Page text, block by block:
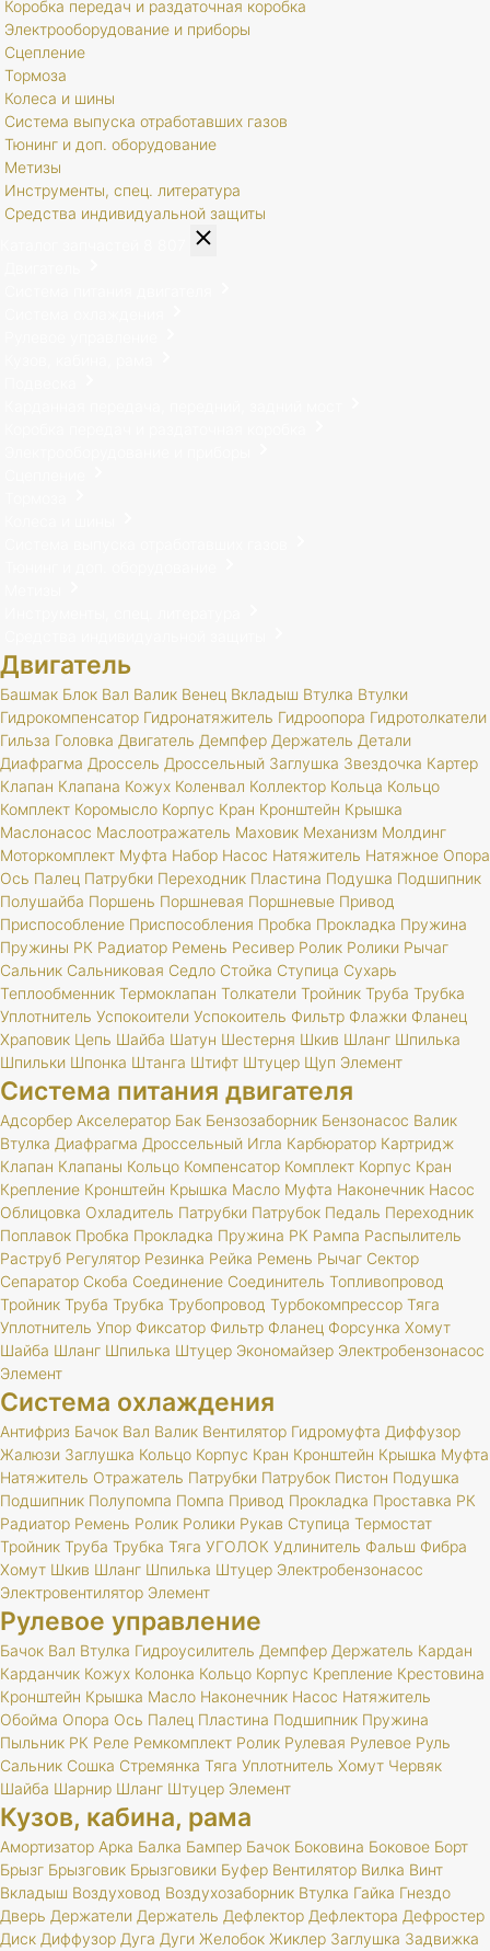
Коробка передач и раздаточная коробка
Электрооборудование и приборы
Сцепление
Тормоза
Колеса и шины
Система выпуска отработавших газов
Тюнинг и доп. оборудование
Метизы
Инструменты, спец. литература
Средства индивидуальной защиты
Двигатель
Башмак Блок Вал Валик Венец Вкладыш Втулка Втулки
Гидрокомпенсатор Гидронатяжитель Гидроопора Гидротолкатели
Гильза Головка Двигатель Демпфер Держатель Детали
Диафрагма Дроссель Дроссельный Заглушка Звездочка Картер
Клапан Клапана Кожух Коленвал Коллектор Кольца Кольцо
Комплект Коромысло Корпус Кран Кронштейн Крышка
Маслонасос Маслоотражатель Маховик Механизм Молдинг
Моторкомплект Муфта Набор Насос Натяжитель Натяжное Опора
Ось Палец Патрубки Переходник Пластина Подушка Подшипник
Полушайба Поршень Поршневая Поршневые Привод
Приспособление Приспособления Пробка Прокладка Пружина
Пружины РК Радиатор Ремень Ресивер Ролик Ролики Рычаг
Сальник Сальниковая Седло Стойка Ступица Сухарь
Теплообменник Термоклапан Толкатели Тройник Труба Трубка
Уплотнитель Успокоители Успокоитель Фильтр Флажки Фланец
Храповик Цепь Шайба Шатун Шестерня Шкив Шланг Шпилька
Шпильки Шпонка Штанга Штифт Штуцер Щуп Элемент
Система питания двигателя
Адсорбер Акселератор Бак Бензозаборник Бензонасос Валик
Втулка Диафрагма Дроссельный Игла Карбюратор Картридж
Клапан Клапаны Кольцо Компенсатор Комплект Корпус Кран
Крепление Кронштейн Крышка Масло Муфта Наконечник Насос
Облицовка Охладитель Патрубки Патрубок Педаль Переходник
Поплавок Пробка Прокладка Пружина РК Рампа Распылитель
Раструб Регулятор Резинка Рейка Ремень Рычаг Сектор
Сепаратор Скоба Соединение Соединитель Топливопровод
Тройник Труба Трубка Трубопровод Турбокомпрессор Тяга
Уплотнитель Упор Фиксатор Фильтр Фланец Форсунка Хомут
Шайба Шланг Шпилька Штуцер Экономайзер Электробензонасос
Элемент
Система охлаждения
Антифриз Бачок Вал Валик Вентилятор Гидромуфта Диффузор
Жалюзи Заглушка Кольцо Корпус Кран Кронштейн Крышка Муфта
Натяжитель Отражатель Патрубки Патрубок Пистон Подушка
Подшипник Полупомпа Помпа Привод Прокладка Проставка РК
Радиатор Ремень Ролик Ролики Рукав Ступица Термостат
Тройник Труба Трубка Тяга УГОЛОК Удлинитель Фальш Фибра
Хомут Шкив Шланг Шпилька Штуцер Электробензонасос
Электровентилятор Элемент
Рулевое управление
Бачок Вал Втулка Гидроусилитель Демпфер Держатель Кардан
Карданчик Кожух Колонка Кольцо Корпус Крепление Крестовина
Кронштейн Крышка Масло Наконечник Насос Натяжитель
Обойма Опора Ось Палец Пластина Подшипник Пружина
Пыльник РК Реле Ремкомплект Ролик Рулевая Рулевое Руль
Сальник Сошка Стремянка Тяга Уплотнитель Хомут Червяк
Шайба Шарнир Шланг Штуцер Элемент
Кузов, кабина, рама
Амортизатор Арка Балка Бампер Бачок Боковина Боковое Борт
Брызг Брызговик Брызговики Буфер Вентилятор Вилка Винт
Вкладыш Воздуховод Воздухозаборник Втулка Гайка Гнездо
Дверь Держатели Держатель Дефлектор Дефлектора Дефростер
Диск Диффузор Дуга Дуги Желобок Жиклер Заглушка Задвижка